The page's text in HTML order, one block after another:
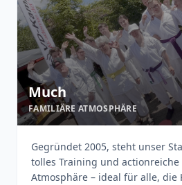
Much
FAMILIÄRE ATMOSPHÄRE
Gegründet 2005, steht unser
tolles Training und
Atmosphäre – ideal für alle, die